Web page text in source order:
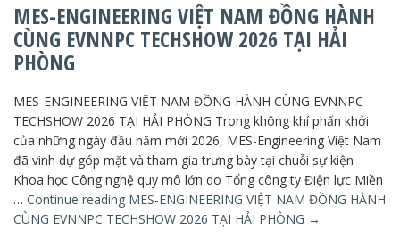
MES-ENGINEERING VIỆT NAM ĐỒNG HÀNH
CÙNG EVNNPC TECHSHOW 2026 TẠI HẢI
PHÒNG
MES-ENGINEERING VIỆT NAM ĐỒNG HÀNH CÙNG EVNNPC
TECHSHOW 2026 TẠI HẢI PHÒNG Trong không khí phấn khởi
của những ngày đầu năm mới 2026, MES-Engineering Việt Nam
đã vinh dự góp mặt và tham gia trưng bày tại chuỗi sự kiện
Khoa học Công nghệ quy mô lớn do Tổng công ty Điện lực Miền
… Continue reading MES-ENGINEERING VIỆT NAM ĐỒNG HÀNH
CÙNG EVNNPC TECHSHOW 2026 TẠI HẢI PHÒNG →